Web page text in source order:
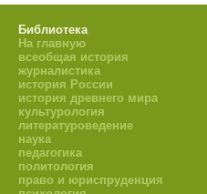
Библиотека
На главную
всеобщая история
журналистика
история России
история древнего мира
культурология
литературоведение
наука
педагогика
политология
право и юриспруденция